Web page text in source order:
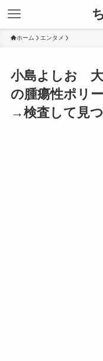
ホーム エンタメ
小島よしお
の腫瘍性ポリ
→検査して見